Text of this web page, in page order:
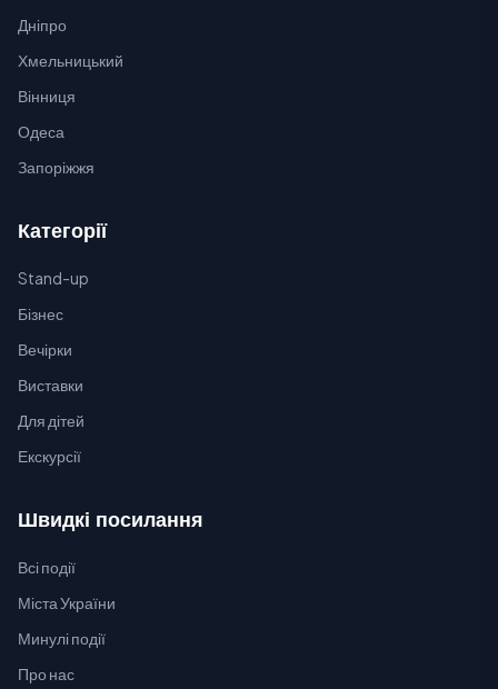
Дніпро
Хмельницький
Вінниця
Одеса
Запоріжжя
Категорії
Stand-up
Бізнес
Вечірки
Виставки
Для дітей
Екскурсії
Швидкі посилання
Всі події
Міста України
Минулі події
Про нас